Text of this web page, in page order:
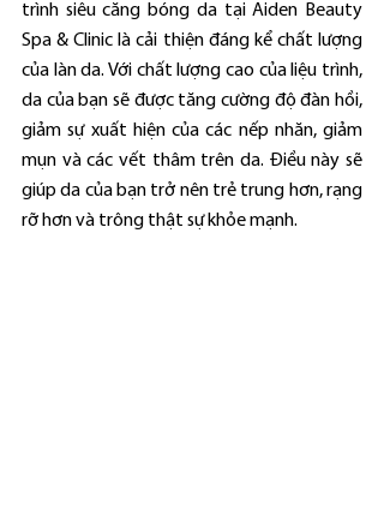
trình siêu căng bóng da tại Aiden Beauty
Spa & Clinic là cải thiện đáng kể chất lượng
của làn da. Với chất lượng cao của liệu trình,
da của bạn sẽ được tăng cường độ đàn hồi,
giảm sự xuất hiện của các nếp nhăn, giảm
mụn và các vết thâm trên da. Điều này sẽ
giúp da của bạn trở nên trẻ trung hơn, rạng
rỡ hơn và trông thật sự khỏe mạnh.